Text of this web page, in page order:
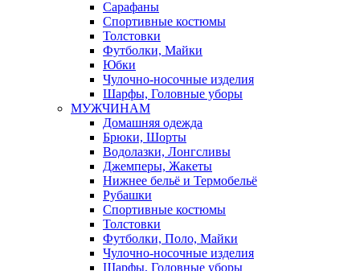
Сарафаны
Спортивные костюмы
Толстовки
Футболки, Майки
Юбки
Чулочно-носочные изделия
Шарфы, Головные уборы
МУЖЧИНАМ
Домашняя одежда
Брюки, Шорты
Водолазки, Лонгсливы
Джемперы, Жакеты
Нижнее бельё и Термобельё
Рубашки
Спортивные костюмы
Толстовки
Футболки, Поло, Майки
Чулочно-носочные изделия
Шарфы, Головные уборы